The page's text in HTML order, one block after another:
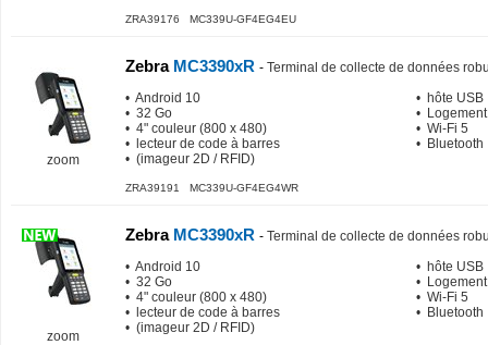
ZRA39176 MC339U-GF4EG4EU
zoom
ZebraMC3390xR - Terminal de collecte de données
• Android 10
• 32 Go
• 4" couleur (800 x 480)
• lecteur de code à barres
• (imageur 2D / RFID)
• hôte USB
•
• Wi-Fi 5
• Bluetooth
ZRA39191 MC339U-GF4EG4WR
zoom
ZebraMC3390xR - Terminal de collecte de données
• Android 10
• 32 Go
• 4" couleur (800 x 480)
• lecteur de code à barres
• (imageur 2D / RFID)
• hôte USB
•
• Wi-Fi 5
• Bluetooth